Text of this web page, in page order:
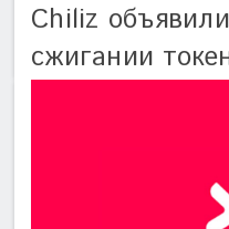
Chiliz
сжигании